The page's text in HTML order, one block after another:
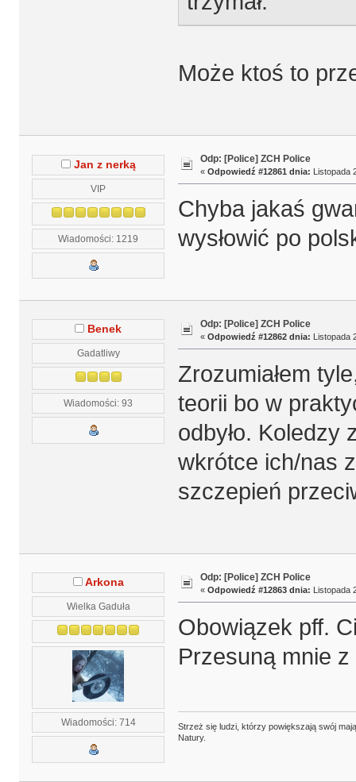
Może ktoś to
Jan z nerką
VIP
Wiadomości: 1219
Odp: [Police] ZCH Police
« Odpowiedź #12861 dnia: Listopada
Chyba jakaś
wysłowić po
Benek
Gadatliwy
Wiadomości: 93
Odp: [Police] ZCH Police
« Odpowiedź #12862 dnia: Listopada
Zrozumiałem
teorii bo w
odbyło. Koledzy
wkrótce ich/nas
szczepień
Arkona
Wielka Gaduła
Wiadomości: 714
Odp: [Police] ZCH Police
« Odpowiedź #12863 dnia: Listopada
Obowiązek pff.
Przesuną mnie
Strzeż się ludzi, którzy powiększają swój
Natury.